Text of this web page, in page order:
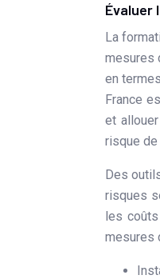
Évaluer
La
mesures
en
France
et
risque
Des
risques
les
mesures